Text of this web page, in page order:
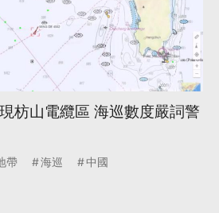
枋山電纜區 海巡數度嚴詞警
帶 海巡 中國